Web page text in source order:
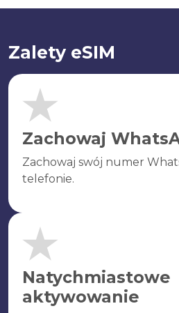
Zalety eSIM
Zachowaj
Zachowaj swój numer
telefonie.
Natychmiastowe
aktywowanie